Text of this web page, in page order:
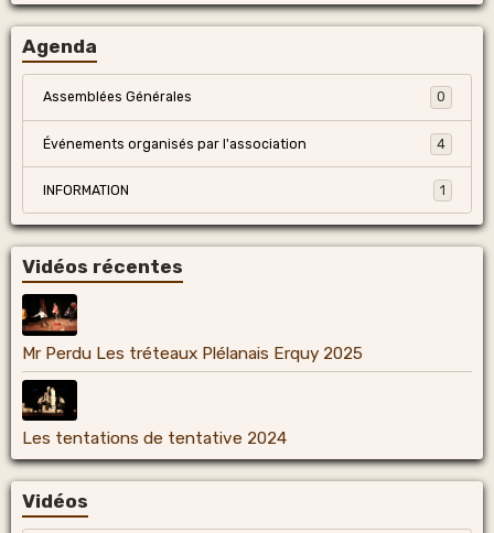
Agenda
Assemblées Générales 0
Événements organisés par l'association 4
INFORMATION 1
Vidéos récentes
Mr Perdu Les tréteaux Plélanais Erquy 2025
Les tentations de tentative 2024
Vidéos